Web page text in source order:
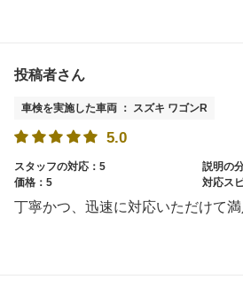
投稿者さん
車検を実施した車両 ： スズキ ワゴンR
5.0
スタッフの対応：5
説明の
価格：5
対応ス
丁寧かつ、迅速に対応いただけて満